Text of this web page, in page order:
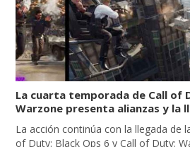
La cuarta temporada de Call of
Warzone presenta alianzas y la
La acción continúa con la llegada de
of Duty: Black Ops 6 y Call of Duty: